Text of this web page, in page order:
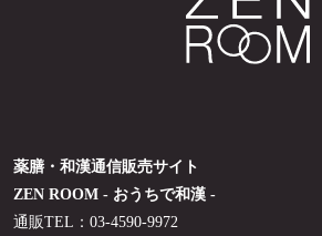
薬膳・和漢通信販売サイト
ZEN ROOM - おうちで和漢 -
通販TEL：03-4590-9972